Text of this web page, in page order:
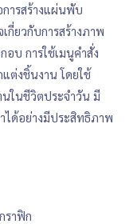
ารสร้างแผ่นพับ
กี่ยวกับการสร้างภาพ
อบ การใช้เมนูคำสั่ง
ต่งชิ้นงาน โดยใช้
นในชีวิตประจำวัน มี
ได้อย่างมีประสิทธิภาพ
ราฟิก